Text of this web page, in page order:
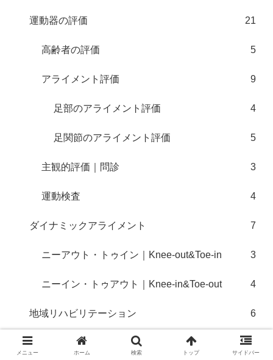
運動器の評価 21
高齢者の評価 5
アライメント評価 9
足部のアライメント評価 4
足関節のアライメント評価 5
主観的評価｜問診 3
運動検査 4
ダイナミックアライメント 7
ニーアウト・トゥイン｜Knee-out&Toe-in 3
ニーイン・トゥアウト｜Knee-in&Toe-out 4
地域リハビリテーション 6
令和3年度介護報酬改定 10
メニュー ホーム 検索 トップ サイドバー